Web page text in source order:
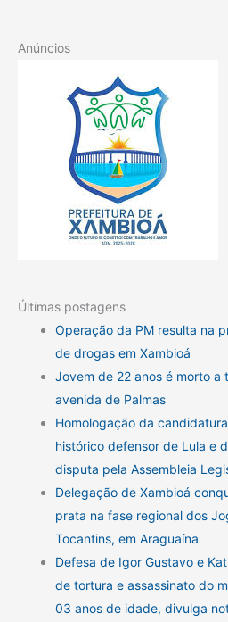
Anúncios
Últimas postagens
Operação da PM resulta na
de drogas em Xambioá
Jovem de 22 anos é morto a
avenida de Palmas
Homologação da
histórico defensor de Lula e
disputa pela Assembleia
Delegação de Xambioá
prata na fase regional dos
Tocantins, em Araguaína
Defesa de Igor Gustavo e
de tortura e assassinato do
03 anos de idade, divulga